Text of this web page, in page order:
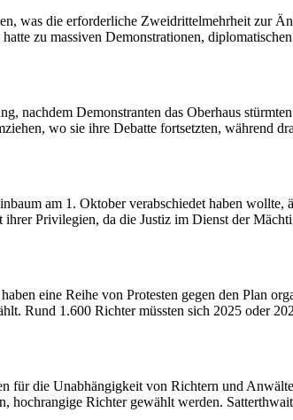
was die erforderliche Zweidrittelmehrheit zur
zu massiven Demonstrationen,
nachdem Demonstranten das Oberhaus
wo sie ihre Debatte fortsetzten, während
am 1. Oktober verabschiedet haben wollte,
Privilegien, da die Justiz im Dienst der
eine Reihe von Protesten gegen den Plan
Rund 1.600 Richter müssten sich 2025 oder
für die Unabhängigkeit von Richtern und
Richter gewählt werden.